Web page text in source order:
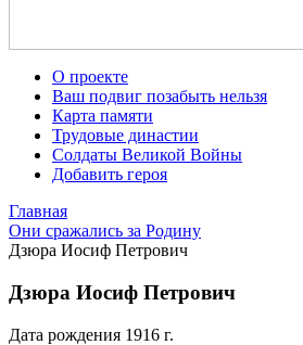
О проекте
Ваш подвиг позабыть нельзя
Карта памяти
Трудовые династии
Солдаты Великой Войны
Добавить героя
Главная
Они сражались за Родину
Дзюра Иосиф Петрович
Дзюра Иосиф Петрович
Дата рождения 1916 г.